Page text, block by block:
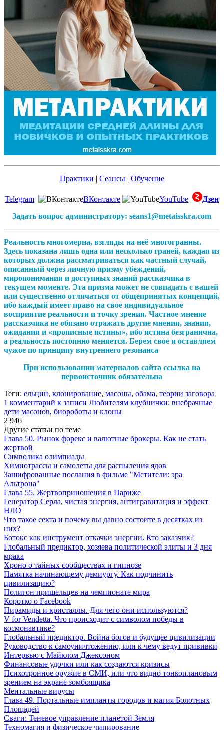
Практики | Сеансы| Обучение
Telegram ВКонтакте YouTube
Дзен
Задать вопрос администратору: seans1@metaisskra.com
Реальность многомерна, взгляды на неё многогранны.
Здесь показана лишь одна или несколько граней, каждая из
которых должна рассматриваться как частный случай,
описанный через личную призму убеждений,
миропонимания и доступных знаний рассказчика в
текущем моменте. Эта призма может не совпадать с вашей
или существенно отличаться от общепринятых концепций,
ибо каждый имеет право на свое индивидуальное
восприятие реальности и точку зрения. Частное мнение
рассказчика не обязано отражать другие мнения, знания,
ожидания и «прописные истины», ибо истина безгранична,
а реальность постоянно меняется. Берем свое и оставляем
чужое по принципу внутреннего резонанса
При использовании материалов сайта ссылка на
первоисточник обязательна
Теги: ельцин, клонирование, масоны, обама, теории заговора
1 комментарий к записи Любителям клубнички: внебрачные
дети масонов, биороботы и клоны
2 946
Другие статьи по теме
Глава 50. Рынок форекс и валютные брокеры. Как не стать
жертвой
Символика олимпиады
Химиотрассы и самолеты для распыления ядов
Зашифрованные послания в фильме "Мстители: эра
Альтрона"
Глава 55. Жертвоприношения в Париже
Генератор Серла, чистая энергия, антигравитация и эффект
НЛО
Что такое секта и почему вы давно состоите в десятках из
них?
Ботокс как инструмент откачки энергии. Кто заказчик?
Глобальный предиктор, хозяева политической элиты и 3 дня
мрака
Хроно о тайных сообществах и гипнозе
Памятка начинающему демиургу. Как подчинить
цивилизацию?
Полигон пришельцев на чемпионате мира
Коротко о Facebook
Пирамиды и кристаллы. Для чего они используются?
V for Vendetta. Что происходит с символом победы в
космонавтике?
Глобальный предиктор. Война богов и будущее цивилизации
Руководство к самоуничтожению, или к чему ведут прививки
Интервью с Майклом Джексоном
Финансовые удочки или как создаются кризисы
Психотронное оружие в СМИ, или что видно тонкоплановым
зрением на экране зомбоящика
Ментальные вирусы
Глава 49. Портальные импланты городов и магия Болотных
Площадей
Сваги: Теневое управление планетой Земля
Техномагия и физическое чипирование